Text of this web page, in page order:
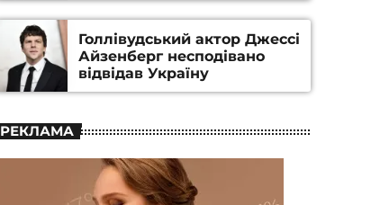
Голлівудський актор Джессі
Айзенберг несподівано
відвідав Україну
РЕКЛАМА